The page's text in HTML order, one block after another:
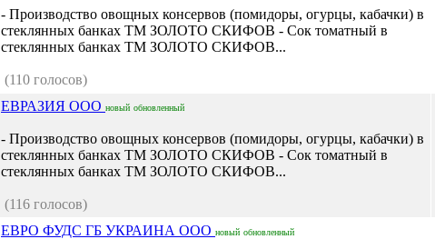
- Производство овощных консервов (помидоры, огурцы, кабачки) в
стеклянных банках ТМ ЗОЛОТО СКИФОВ - Сок томатный в
стеклянных банках ТМ ЗОЛОТО СКИФОВ...
(110 голосов)
ЕВРАЗИЯ ООО новый обновленный
- Производство овощных консервов (помидоры, огурцы, кабачки) в
стеклянных банках ТМ ЗОЛОТО СКИФОВ - Сок томатный в
стеклянных банках ТМ ЗОЛОТО СКИФОВ...
(116 голосов)
ЕВРО ФУДС ГБ УКРАИНА ООО новый обновленный